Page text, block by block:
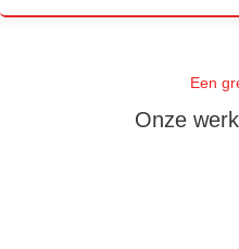
Een
Onze